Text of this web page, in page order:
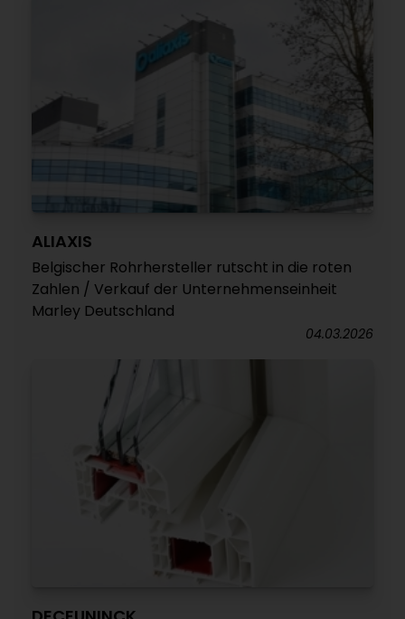
ALIAXIS
Belgischer Rohrhersteller rutscht in die roten
Zahlen / Verkauf der Unternehmenseinheit
Marley Deutschland
04.03.2026